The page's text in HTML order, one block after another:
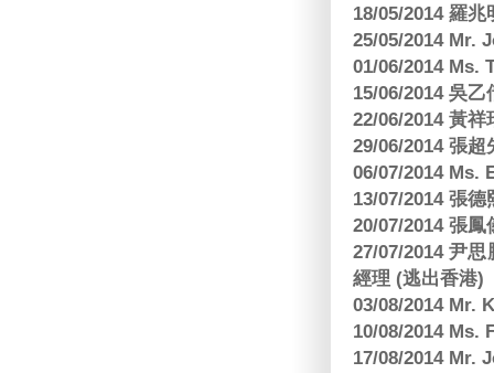
18/05/2014 羅
25/05/2014 Mr.
01/06/2014 Ms.
15/06/2014 吳
22/06/2014 黃
29/06/2014 張
06/07/2014 Ms.
13/07/2014 張
20/07/2014 張
27/07/2014 尹
經理 (逃出香港)
03/08/2014 Mr.
10/08/2014 Ms.
17/08/2014 Mr.